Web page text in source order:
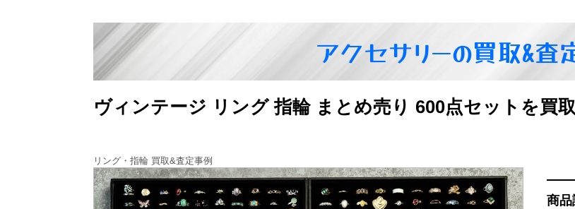
アクセサリーの買取&査
ヴィンテージ リング 指輪 まとめ売り 600点セットを買
商品
リング・指輪 買取&査定事例